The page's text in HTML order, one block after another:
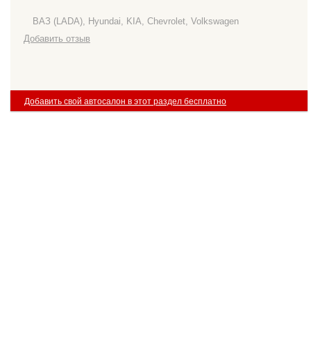
ВАЗ (LADA), Hyundai, KIA, Chevrolet, Volkswagen
Добавить отзыв
Добавить свой автосалон в этот раздел бесплатно